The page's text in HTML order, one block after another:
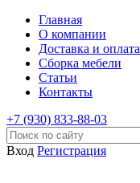
Главная
О компании
Доставка и оплата
Сборка мебели
Статьи
Контакты
+7 (930) 833-88-03
Вход Регистрация